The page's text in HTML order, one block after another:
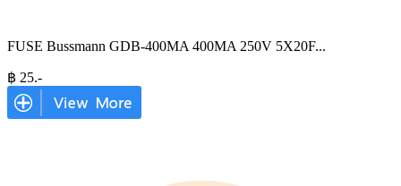
FUSE Bussmann GDB-400MA 400MA 250V 5X20F...
฿ 25.-